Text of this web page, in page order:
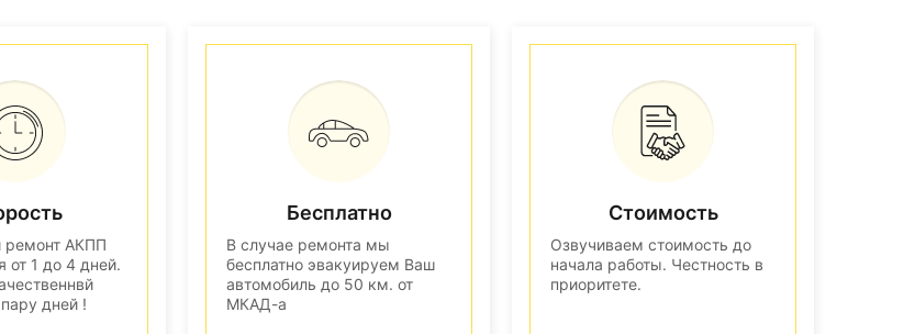
ремонт АКПП
от 1 до 4 дней.
пару дней !
Бесплатно
В случае ремонта мы
бесплатно эвакуируем Ваш
автомобиль до 50 км. от
МКАД-а
Стоимость
Озвучиваем стоимость до
начала работы. Честность в
приоритете.